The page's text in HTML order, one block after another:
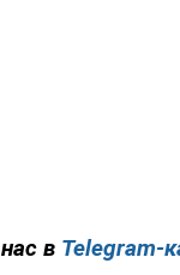
в Telegram-